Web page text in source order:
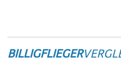
BILLIGFLIEGER